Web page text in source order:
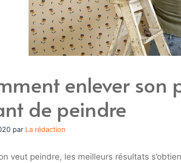
enlever son
de peindre
par La rédaction
veut peindre, les meilleurs résultats